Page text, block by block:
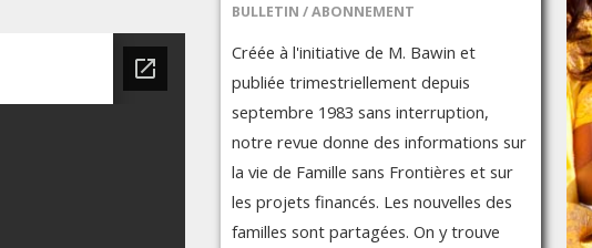
BULLETIN / ABONNEMENT
Créée à l'initiative de M. Bawin et
publiée trimestriellement depuis
septembre 1983 sans interruption,
notre revue donne des informations sur
la vie de Famille sans Frontières et sur
les projets financés. Les nouvelles des
familles sont partagées. On y trouve